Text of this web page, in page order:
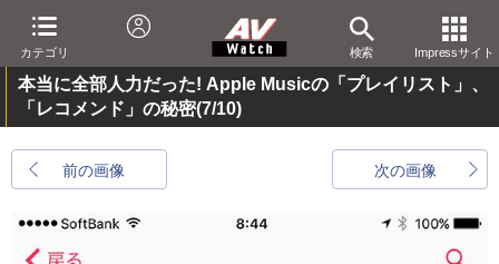
カテゴリ 検索 Impressサイト
本当に全部人力だった! Apple Musicの「プレイリスト」、
「レコメンド」の秘密(7/10)
前の画像 次の画像